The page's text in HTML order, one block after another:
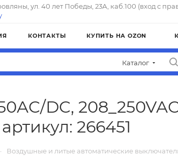
ул. 40 лет Победы, 23А, каб.100 (вход с
КОНТАКТЫ КУПИТЬ НА OZON
Каталог
DC,
266451
Воздушные и литые автоматические